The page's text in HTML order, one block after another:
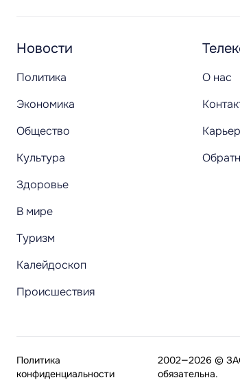
Новости
Политика
Экономика
Общество
Культура
Здоровье
В мире
Туризм
Калейдоскоп
Происшествия
О нас
2002—2026 © ЗАО
обязательна.
Политика
конфиденциальности